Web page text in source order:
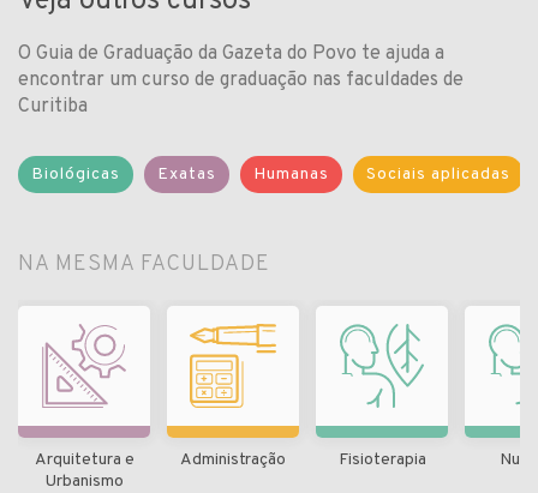
O Guia de Graduação da Gazeta do Povo te ajuda a
encontrar um curso de graduação nas faculdades de
Curitiba
Biológicas Exatas Humanas Sociais aplicadas
NA MESMA FACULDADE
Arquitetura e
Urbanismo
Administração Fisioterapia